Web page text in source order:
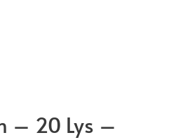
– 20 Lys –